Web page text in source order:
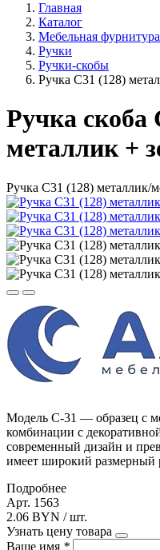
Главная
Каталог
Мебельная фурнитура
Ручки
Ручки-скобы
Ручка С31 (128)
Ручка
металлик +
Ручка С31 (128) металлик/
Модель С-31 — образец с
комбинации с
современный дизайн и
имеет широкий размерный
Подробнее
Арт. 1563
2.06 BYN / шт.
Узнать цену товара
Ваше имя *